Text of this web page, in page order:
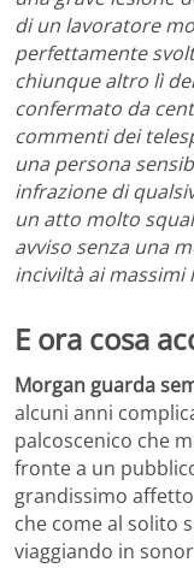
di un lavoratore
perfettamente
chiunque altro lì
confermato da
commenti dei
una persona
infrazione di
un atto molto
avviso senza una
inciviltà ai massimi
E ora cosa
Morgan guarda
alcuni anni
palcoscenico che
fronte a un
grandissimo
che come al solito
viaggiando in